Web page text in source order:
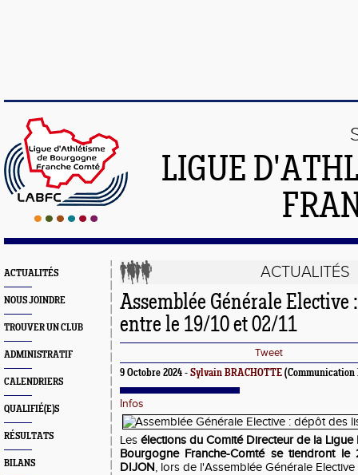
LIGUE
ACTUALITÉS
NOUS JOINDRE
TROUVER UN CLUB
ADMINISTRATIF
CALENDRIERS
QUALIFIÉ(E)S
RÉSULTATS
BILANS
ACTUALITÉS
Assemblée Générale Elective
entre le 19/10 et 02/11
Tweet
9 Octobre 2024 - Sylvain BRACHOTTE (Communication
Infos
Les élections du Comité Directeur de la Ligue
Bourgogne Franche-Comté se tiendront
DIJON, lors de l'Assemblée Générale